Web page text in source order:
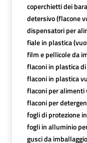
coperchietti dei
detersivo (flacone
dispensatori per
fiale in plastica
film e pellicole da
flaconi in plastica
flaconi in plastica
flaconi per alimenti
flaconi per
fogli di protezione
fogli in alluminio
gusci da